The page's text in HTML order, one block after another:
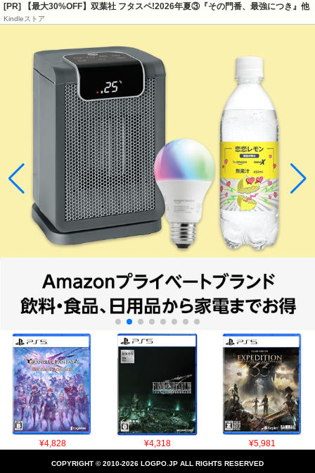
[PR] 【最大30%OFF】双葉社 フタスペ!2026年夏③『その門番、最強につき』他
Kindleストア
¥4,828 ¥4,318 ¥5,981
COPYRIGHT © 2010-2026 LOGPO.JP ALL RIGHTS RESERVED